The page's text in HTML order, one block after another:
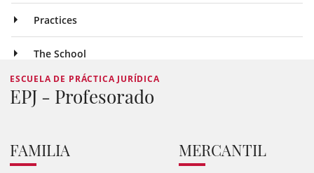
Practices
The School
ESCUELA DE PRÁCTICA JURÍDICA
EPJ - Profesorado
FAMILIA MERCANTIL